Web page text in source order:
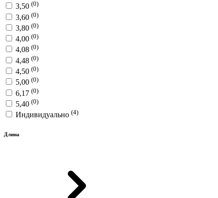
3,50 (0)
3,60 (0)
3,80 (0)
4,00 (0)
4,08 (0)
4,48 (0)
4,50 (0)
5,00 (0)
6,17 (0)
5,40 (0)
Индивидуально (4)
Длина